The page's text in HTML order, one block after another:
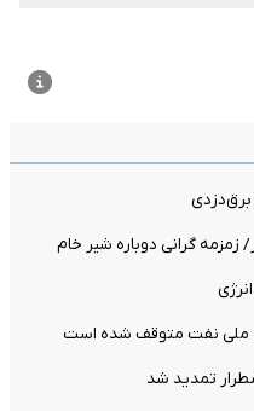
گرانی دوباره شیر خام
ملی نفت متوقف شده است
تمدید شد